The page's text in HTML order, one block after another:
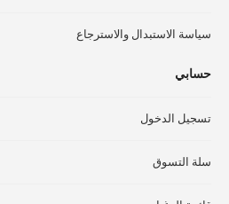
سياسة الاستبدال والاسترجاع
حسابي
تسجيل الدخول
سلة التسوق